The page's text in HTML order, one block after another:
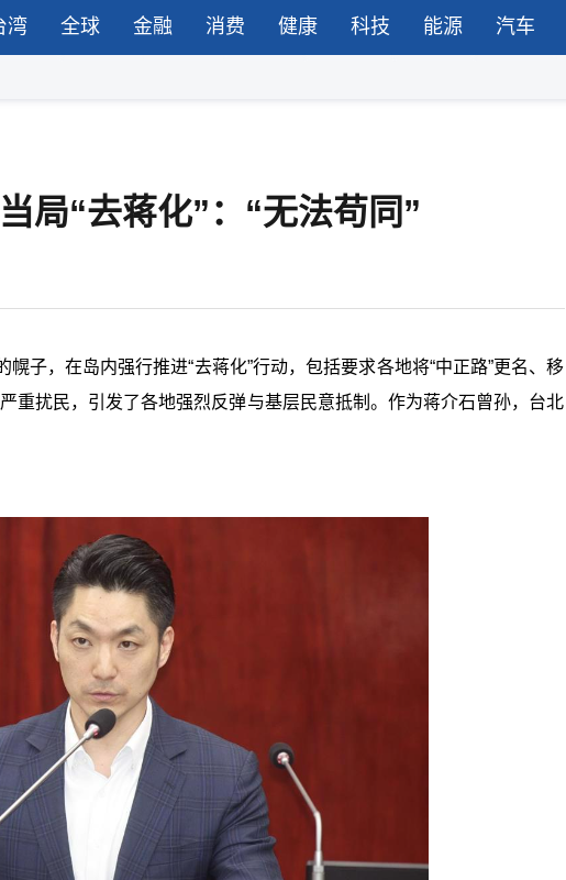
湾 全球 金融 消费 健康 科技 能源 汽车
局“去蒋化”：“无法苟同”
子，在岛内强行推进“去蒋化”行动，包括要求各地将“中正路”更名、移
重扰民，引发了各地强烈反弹与基层民意抵制。作为蒋介石曾孙，台北